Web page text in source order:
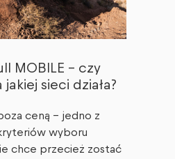
MOBILE – czy
sieci działa?
ceną – jedno z
wyboru
chce przecież zostać